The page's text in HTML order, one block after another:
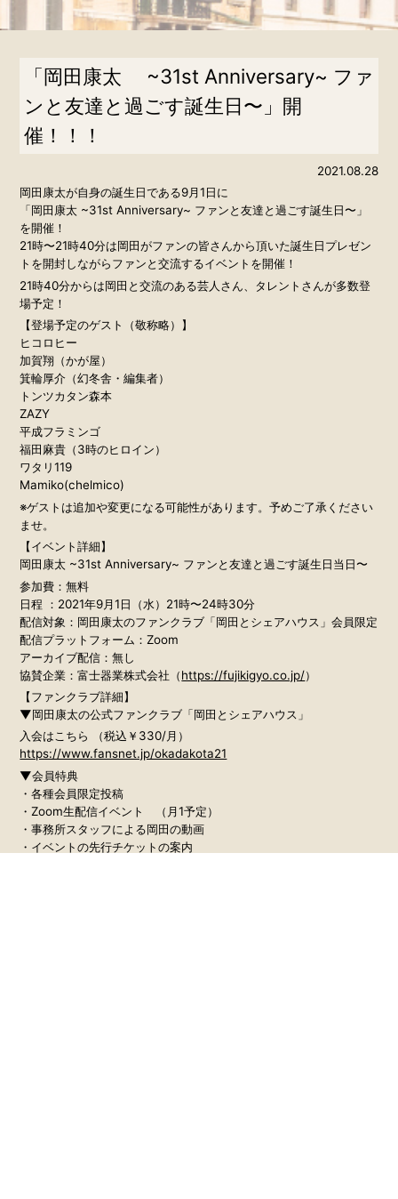
「岡田康太 ~31st Anniversary~ ファ
ンと友達と過ごす誕⽣⽇〜」開
催！！！
2021.08.28
岡田康太が自身の誕生日である9月1日に
「岡⽥康太 ~31st Anniversary~ ファンと友達と過ごす誕⽣⽇〜」
を開催！
21時〜21時40分は岡田がファンの皆さんから頂いた誕生日プレゼン
トを開封しながらファンと交流するイベントを開催！
21時40分からは岡⽥と交流のある芸⼈さん、タレントさんが多数登
場予定！
【登場予定のゲスト（敬称略）】
ヒコロヒー
加賀翔（かが屋）
箕輪厚介（幻冬舎・編集者）
トンツカタン森本
ZAZY
平成フラミンゴ
福田麻貴（3時のヒロイン）
ワタリ119
Mamiko(chelmico)
※ゲストは追加や変更になる可能性があります。予めご了承ください
ませ。
【イベント詳細】
岡⽥康太 ~31st Anniversary~ ファンと友達と過ごす誕⽣⽇当⽇〜
参加費：無料
⽇程 ：2021年9⽉1⽇（⽔）21時〜24時30分
配信対象：岡⽥康太のファンクラブ「岡⽥とシェアハウス」会員限定
配信プラットフォーム：Zoom
アーカイブ配信：無し
協賛企業：富⼠器業株式会社（https://fujikigyo.co.jp/）
【ファンクラブ詳細】
▼岡田康太の公式ファンクラブ「岡田とシェアハウス」
入会はこちら （税込￥330/月）
https://www.fansnet.jp/okadakota21
▼会員特典
・各種会員限定投稿
・Zoom生配信イベント （月1予定）
・事務所スタッフによる岡田の動画
・イベントの先行チケットの案内